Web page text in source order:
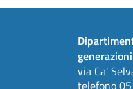
generazioni
via Ca'
telefono